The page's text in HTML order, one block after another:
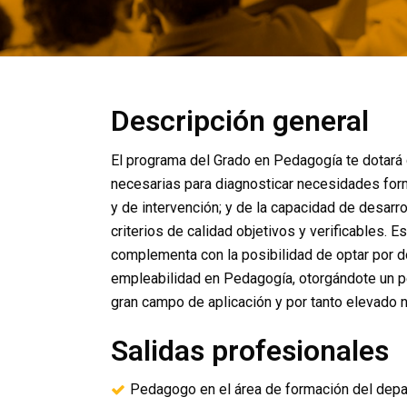
Descripción general
El programa del Grado en Pedagogía te
necesarias para diagnosticar necesidades
y de intervención; y de la capacidad de
criterios de calidad objetivos y verificables.
complementa con la posibilidad de optar por
empleabilidad en Pedagogía, otorgándote un
gran campo de aplicación y por tanto elevado
Salidas profesionales
Pedagogo en el área de formación del